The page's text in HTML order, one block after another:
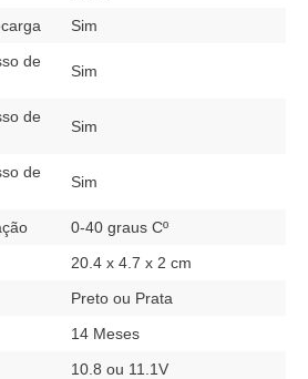
Sim
de
Sim
de
Sim
de
Sim
0-40 graus Cº
20.4 x 4.7 x 2 cm
Preto ou Prata
14 Meses
10.8 ou 11.1V